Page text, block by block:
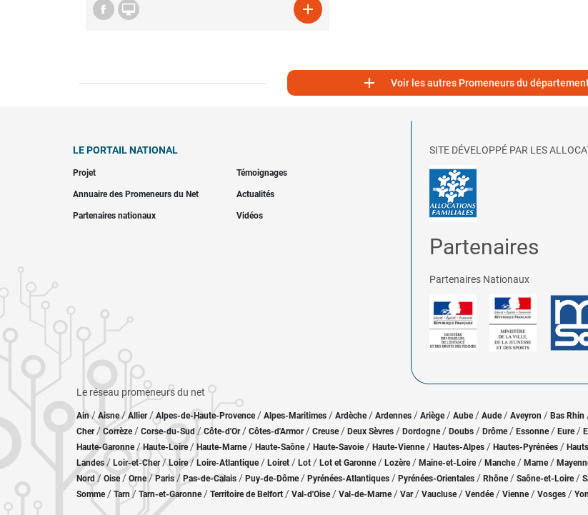
 
 Voir les autres Promeneurs du
LE PORTAIL NATIONAL
Projet Témoignages
Annuaire des Promeneurs du Net Actualités
Partenaires nationaux Vidéos
SITE DÉVELOPPÉ PAR LES
Partenaires
Partenaires Nationaux
Le réseau promeneurs du net
Ain/ Aisne/Allier/ Alpes-de-Haute-Provence / Alpes-Maritimes / Ardèche/ Ardennes / Ariège/ Aube/ Aude / Aveyron / Bas Rhin
Cher / Corrèze/ Corse-du-Sud /Côte-d'Or / Côtes-d'Armor/ Creuse/ Deux Sèvres / Dordogne/ Doubs / Drôme/ Essonne / Eure/
Haute-Garonne/Haute-Loire/ Haute-Marne/ Haute-Saône/ Haute-Savoie/ Haute-Vienne/ Hautes-Alpes / Hautes-Pyrénées /
Landes / Loir-et-Cher/ Loire/ Loire-Atlantique/ Loiret / Lot / Lot et Garonne/ Lozère / Maine-et-Loire/ Manche/ Marne/
Nord / Oise / Orne/Paris / Pas-de-Calais / Puy-de-Dôme/ Pyrénées-Atlantiques / Pyrénées-Orientales / Rhône/ Saône-et-Loire/
Somme/ Tarn / Tarn-et-Garonne/ Territoire de Belfort / Val-d'Oise/ Val-de-Marne/ Var/ Vaucluse/ Vendée/ Vienne/ Vosges /